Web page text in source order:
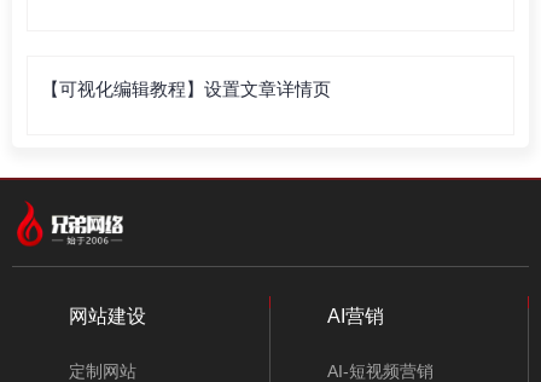
【可视化编辑教程】设置文章详情页
网站建设
定制网站
AI营销
AI-短视频营销